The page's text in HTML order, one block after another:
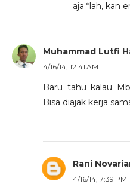
aja *lah, kan
Muhammad Lutfi
4/16/14, 12:41 AM
Baru tahu kalau
Bisa diajak kerja
Rani
4/16/14, 7:39 PM